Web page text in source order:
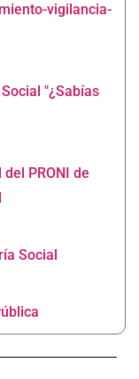
vigilancia-
"¿Sabías
PRONI de
Social